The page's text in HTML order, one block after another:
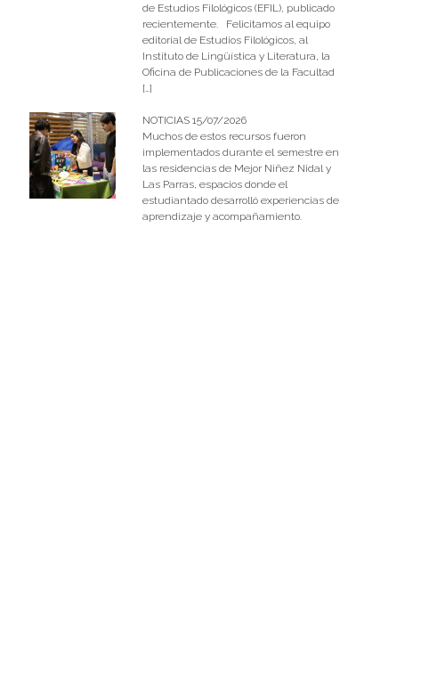
de Estudios Filológicos (EFIL), publicado
recientemente. Felicitamos al equipo
editorial de Estudios Filológicos, al
Instituto de Lingüística y Literatura, la
Oficina de Publicaciones de la Facultad
[…]
NOTICIAS 15/07/2026
Muchos de estos recursos fueron
implementados durante el semestre en
las residencias de Mejor Niñez Nidal y
Las Parras, espacios donde el
estudiantado desarrolló experiencias de
aprendizaje y acompañamiento.